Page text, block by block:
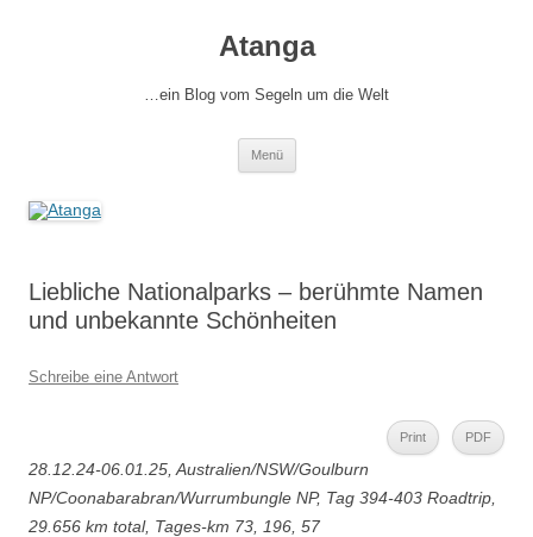
Atanga
…ein Blog vom Segeln um die Welt
Menü
Liebliche Nationalparks – berühmte Namen
und unbekannte Schönheiten
Schreibe eine Antwort
Print PDF
28.12.24-06.01.25, Australien/NSW/Goulburn
NP/Coonabarabran/Wurrumbungle NP, Tag 394-403 Roadtrip,
29.656 km total, Tages-km 73, 196, 57